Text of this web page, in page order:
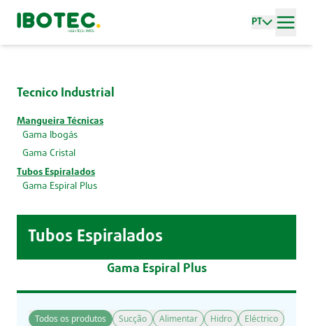
PT
Tecnico Industrial
Mangueira Técnicas
Gama Ibogás
Gama Cristal
Tubos Espiralados
Gama Espiral Plus
Tubos Espiralados
Gama Espiral Plus
Todos os produtos Sucção Alimentar Hidro
Eléctrico